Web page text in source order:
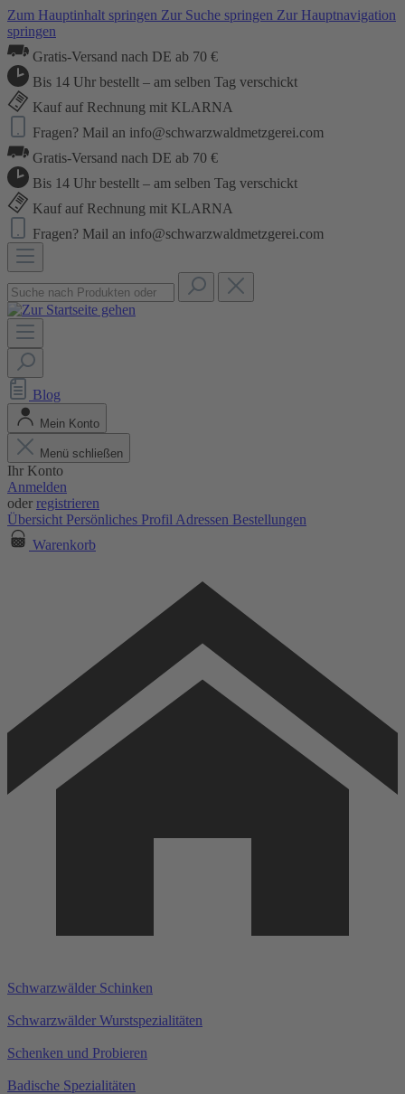
Zum Hauptinhalt springen Zur Suche springen Zur Hauptnavigation
springen
Gratis-Versand nach DE ab 70 €
Bis 14 Uhr bestellt – am selben Tag verschickt
Kauf auf Rechnung mit KLARNA
Fragen? Mail an info@schwarzwaldmetzgerei.com
Gratis-Versand nach DE ab 70 €
Bis 14 Uhr bestellt – am selben Tag verschickt
Kauf auf Rechnung mit KLARNA
Fragen? Mail an info@schwarzwaldmetzgerei.com
Blog
Mein Konto
Menü schließen
Ihr Konto
Anmelden
oder registrieren
Übersicht Persönliches Profil Adressen Bestellungen
Warenkorb
Schwarzwälder Schinken
Schwarzwälder Wurstspezialitäten
Schenken und Probieren
Badische Spezialitäten